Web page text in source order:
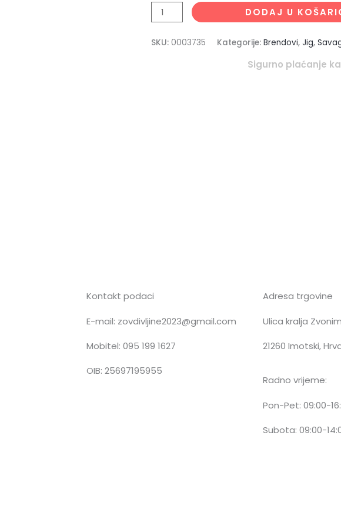
DODAJ U
SKU: 0003735 Kategorije: Brendovi, Jig,
Sigurno plaćanje
Kontakt podaci
E-mail: zovdivljine2023@gmail.com
Mobitel: 095 199 1627
OIB: 25697195955
Adresa trgovine
Ulica kralja
21260 Imotski,
Radno vrijeme:
Pon-Pet: 09:00-
Subota: 09:00-